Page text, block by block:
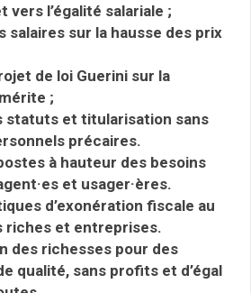
vers l’égalité salariale ;
salaires sur la hausse des prix
de loi Guerini sur la
;
statuts et titularisation sans
précaires.
à hauteur des besoins
et usager·ères.
d’exonération fiscale au
riches et entreprises.
des richesses pour des
qualité, sans profits et d’égal